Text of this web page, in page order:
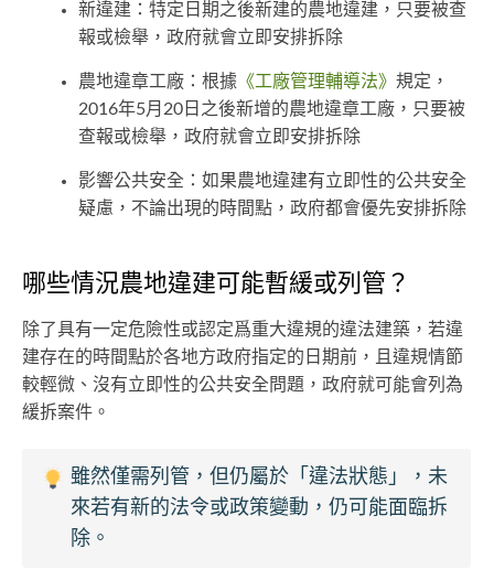
新違建：特定日期之後新建的農地違建，只要被查
報或檢舉，政府就會立即安排拆除
農地違章工廠：根據 《工廠管理輔導法》 規定，
2016年5月20日之後新增的農地違章工廠，只要被
查報或檢舉，政府就會立即安排拆除
影響公共安全：如果農地違建有立即性的公共安全
疑慮，不論出現的時間點，政府都會優先安排拆除
哪些情況農地違建可能暫緩或列管？
除了具有一定危險性或認定爲重大違規的違法建築，若違
建存在的時間點於各地方政府指定的日期前，且違規情節
較輕微、沒有立即性的公共安全問題，政府就可能會列為
緩拆案件。
雖然僅需列管，但仍屬於「違法狀態」，未
來若有新的法令或政策變動，仍可能面臨拆
除。